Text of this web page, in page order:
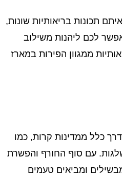
תכונות בריאותיות שונות,
לכם ליהנות משילוב
ממגוון הפירות במארז
כלל ממדינות קרות, כמו
עם סוף החורף והפשרת
ומביאים טעמים